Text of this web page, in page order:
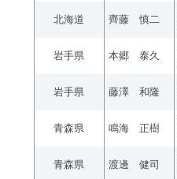
北海道 齊藤 慎二
岩手県 本郷 泰久
岩手県 藤澤 和隆
青森県 鳴海 正樹
青森県 渡邊 健司